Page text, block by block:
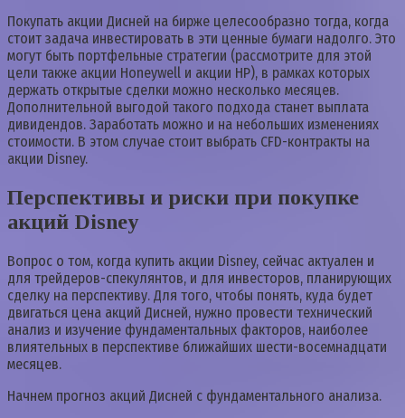
Покупать акции Дисней на бирже целесообразно тогда, когда
стоит задача инвестировать в эти ценные бумаги надолго. Это
могут быть портфельные стратегии (рассмотрите для этой
цели также акции Honeywell и акции HP), в рамках которых
держать открытые сделки можно несколько месяцев.
Дополнительной выгодой такого подхода станет выплата
дивидендов. Заработать можно и на небольших изменениях
стоимости. В этом случае стоит выбрать CFD-контракты на
акции Disney.
Перспективы и риски при покупке
акций Disney
Вопрос о том, когда купить акции Disney, сейчас актуален и
для трейдеров-спекулянтов, и для инвесторов, планирующих
сделку на перспективу. Для того, чтобы понять, куда будет
двигаться цена акций Дисней, нужно провести технический
анализ и изучение фундаментальных факторов, наиболее
влиятельных в перспективе ближайших шести-восемнадцати
месяцев.
Начнем прогноз акций Дисней с фундаментального анализа.